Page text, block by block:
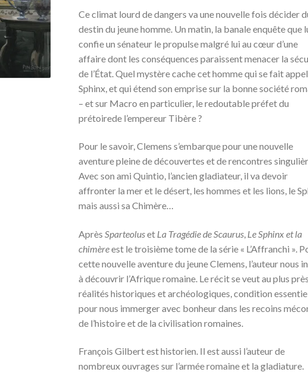
Ce climat lourd de dangers va une nouvelle fois décider
destin du jeune homme. Un matin, la banale enquête que
confie un sénateur le propulse malgré lui au cœur d’une
affaire dont les conséquences paraissent menacer la
de l’État. Quel mystère cache cet homme qui se fait
Sphinx, et qui étend son emprise sur la bonne société
– et sur Macro en particulier, le redoutable préfet du
prétoirede l’empereur Tibère ?
Pour le savoir, Clemens s’embarque pour une nouvelle
aventure pleine de découvertes et de rencontres
Avec son ami Quintio, l’ancien gladiateur, il va devoir
affronter la mer et le désert, les hommes et les lions, le
mais aussi sa Chimère…
Après Sparteoluset La Tragédie de Scaurus Le Sphinx et la
chimèreest le troisième tome de la série « L’Affranchi ».
cette nouvelle aventure du jeune Clemens, l’auteur nous
à découvrir l’Afrique romaine. Le récit se veut au plus
réalités historiques et archéologiques, condition
pour nous immerger avec bonheur dans les recoins
de l’histoire et de la civilisation romaines.
François Gilbert est historien. Il est aussi l’auteur de
nombreux ouvrages sur l’armée romaine et la gladiature.